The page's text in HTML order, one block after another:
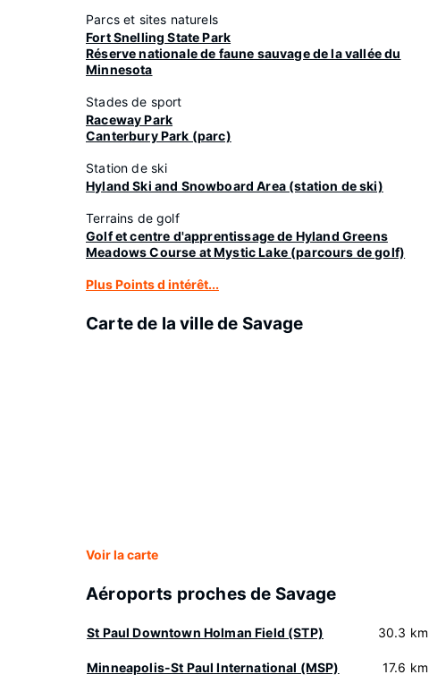
Parcs et sites naturels
Fort Snelling State Park
Réserve nationale de faune sauvage de la vallée du
Minnesota
Stades de sport
Raceway Park
Canterbury Park (parc)
Station de ski
Hyland Ski and Snowboard Area (station de ski)
Terrains de golf
Golf et centre d'apprentissage de Hyland Greens
Meadows Course at Mystic Lake (parcours de golf)
Plus Points d intérêt...
Carte de la ville de Savage
Voir la carte
Aéroports proches de Savage
St Paul Downtown Holman Field (STP) 30.3 km
Minneapolis-St Paul International (MSP) 17.6 km